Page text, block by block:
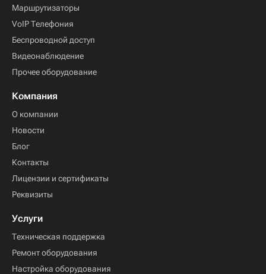
Маршрутизаторы
VoIP Телефония
Беспроводной доступ
Видеонаблюдение
Прочее оборудование
Компания
О компании
Новости
Блог
Контакты
Лицензии и сертификаты
Реквизиты
Услуги
Техническая поддержка
Ремонт оборудования
Настройка оборудования